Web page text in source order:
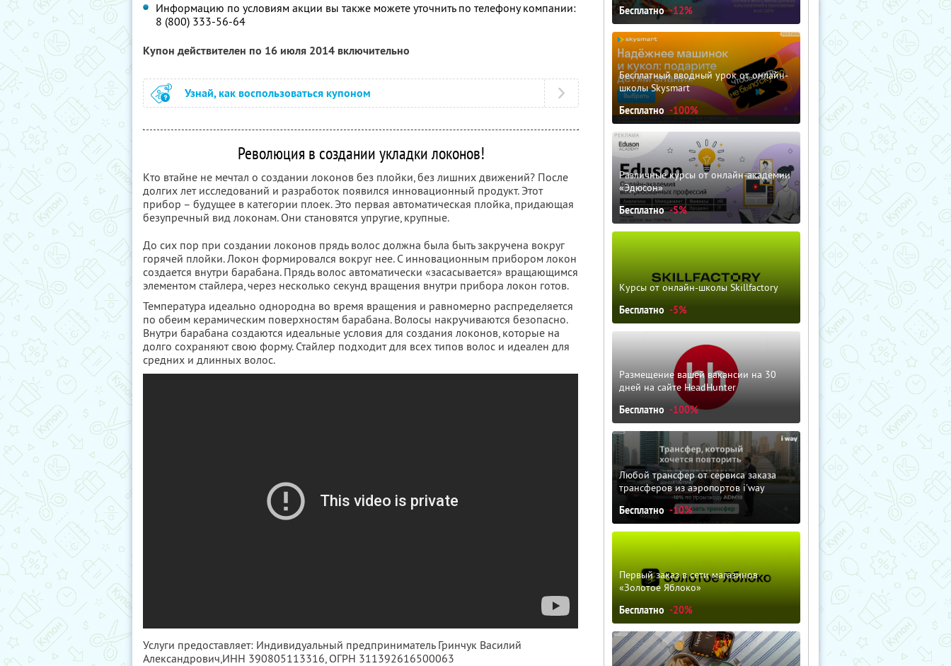
Информацию по условиям акции вы также можете уточнить по телефону компании:
8 (800) 333-56-64
Купон действителен по 16 июля 2014 включительно
Узнай, как воспользоваться купоном
Революция в создании укладки локонов!
Кто втайне не мечтал о создании локонов без плойки, без лишних движений? После
долгих лет исследований и разработок появился инновационный продукт. Этот
прибор – будущее в категории плоек. Это первая автоматическая плойка, придающая
безупречный вид локонам. Они становятся упругие, крупные.
До сих пор при создании локонов прядь волос должна была быть закручена вокруг
горячей плойки. Локон формировался вокруг нее. С инновационным прибором локон
создается внутри барабана. Прядь волос автоматически «засасывается» вращающимся
элементом стайлера, через несколько секунд вращения внутри прибора локон готов.
Температура идеально однородна во время вращения и равномерно распределяется
по обеим керамическим поверхностям барабана. Волосы накручиваются безопасно.
Внутри барабана создаются идеальные условия для создания локонов, которые на
долго сохраняют свою форму. Стайлер подходит для всех типов волос и идеален для
средних и длинных волос.
Услуги предоставляет: Индивидуальный предприниматель Гринчук Василий
Александрович,ИНН 390805113316, ОГРН 311392616500063
Бесплатно -12%
Бесплатный вводный урок от онлайн-
школы Skysmart
Бесплатно -100%
Различные курсы от онлайн-академии
«Эдюсон»
Бесплатно -5%
Курсы от онлайн-школы Skillfactory
Бесплатно -5%
Размещение вашей вакансии на 30
дней на сайте HeadHunter
Бесплатно -100%
Любой трансфер от сервиса заказа
трансферов из аэропортов i'way
Бесплатно -10%
Первый заказ в сети магазинов
«Золотое Яблоко»
Бесплатно -20%